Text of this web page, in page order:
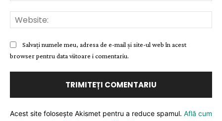
Salvați numele meu, adresa de e-mail și site-ul web în acest
browser pentru data viitoare i comentariu.
Acest site folosește Akismet pentru a reduce spamul. Află cum